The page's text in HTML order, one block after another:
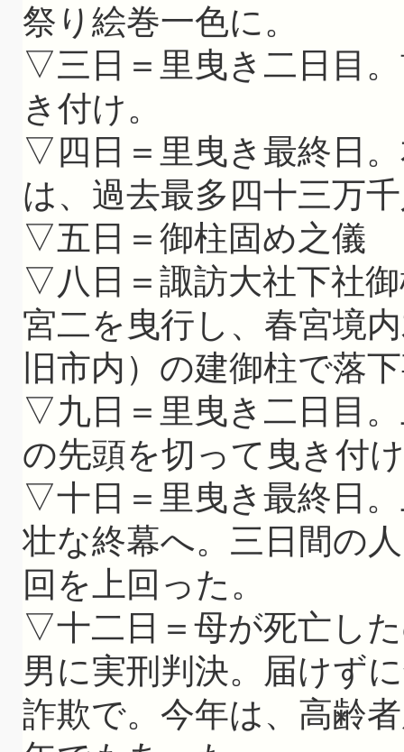
祭り絵巻一色に。
▽三日＝里曳き二日目
き付け。
▽四日＝里曳き最終日
は、過去最多四十三万
▽五日＝御柱固め之儀
▽八日＝諏訪大社下社
宮二を曳行し、春宮境
旧市内）の建御柱で落
▽九日＝里曳き二日目
の先頭を切って曳き付
▽十日＝里曳き最終日
壮な終幕へ。三日間の
回を上回った。
▽十二日＝母が死亡し
男に実刑判決。届けず
詐欺で。今年は、高齢